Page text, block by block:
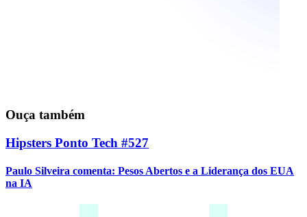
Ouça também
Hipsters Ponto Tech #527
Paulo Silveira comenta: Pesos Abertos e a Liderança dos EUA
na IA